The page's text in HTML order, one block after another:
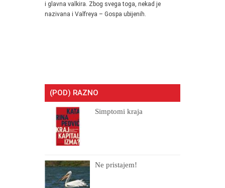
i glavna valkira. Zbog svega toga, nekad je
nazivana i Valfreya – Gospa ubijenih.
(POD) RAZNO
Simptomi kraja
Ne pristajem!